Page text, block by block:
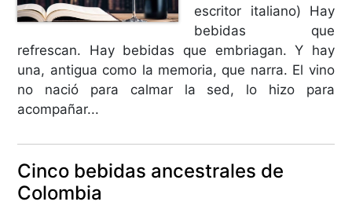
escritor italiano) Hay
bebidas que
refrescan. Hay bebidas que embriagan. Y hay
una, antigua como la memoria, que narra. El vino
no nació para calmar la sed, lo hizo para
acompañar...
Cinco bebidas ancestrales de
Colombia